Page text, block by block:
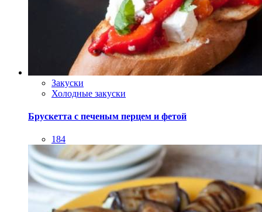
Закуски
Холодные закуски
Брускетта с печеным перцем и фетой
184